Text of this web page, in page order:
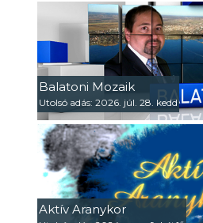
Balatoni Mozaik
Utolsó adás: 2026. júl. 28. kedd
Aktív Aranykor